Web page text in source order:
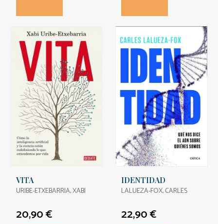
VITA
URIBE-ETXEBARRIA, XABI
20,90 €
IDENTIDAD
LALUEZA-FOX, CARLES
22,90 €